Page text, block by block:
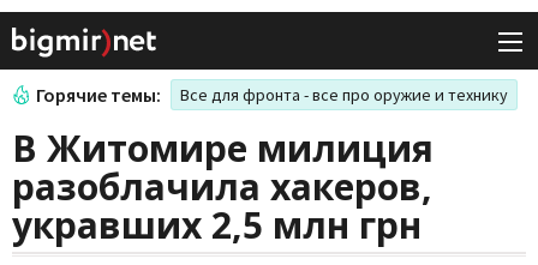
Горячие темы: Все для фронта - все про оружие и технику
В Житомире милиция
разоблачила хакеров,
укравших 2,5 млн грн